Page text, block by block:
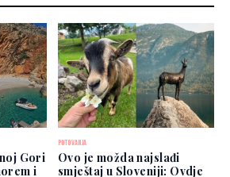
Gori
i
PUTOVANJA
Ovo je možda najslađi
smještaj u Sloveniji: Ovdje